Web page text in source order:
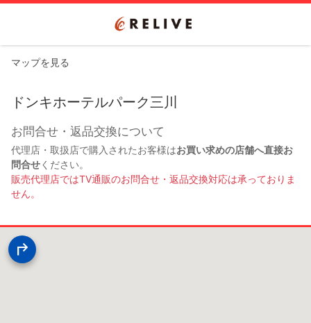
マップを見る
ドンキホーテルパーク三川
お問合せ・返品交換について
代理店・取扱店で購入されたお客様はお買い求めの店舗へ直接お
問合せください。
販売代理店ではTV通販のお問合せ・返品交換対応は承っておりま
せん。